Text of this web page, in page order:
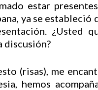
estar
ya se estableció
¿Usted
discusión?
(risas), me
hemos